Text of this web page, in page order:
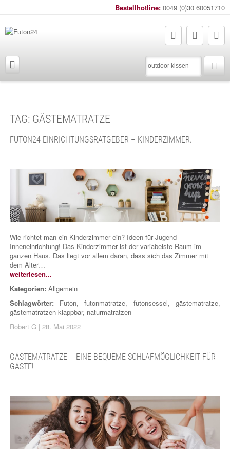
Bestellhotline: 0049 (0)30 60051710
TAG: GÄSTEMATRATZE
FUTON24 EINRICHTUNGSRATGEBER – KINDERZIMMER.
Wie richtet man ein Kinderzimmer ein? Ideen für Jugend-
Inneneinrichtung! Das Kinderzimmer ist der variabelste Raum im
ganzen Haus. Das liegt vor allem daran, dass sich das Zimmer mit
dem Alter…
weiterlesen...
Kategorien: Allgemein
Schlagwörter: Futon,futonmatratze, futonsessel,gästematratze,
gästematratzen klappbar, naturmatratzen
Robert G | 28. Mai 2022
GÄSTEMATRATZE – EINE BEQUEME SCHLAFMÖGLICHKEIT FÜR
GÄSTE!